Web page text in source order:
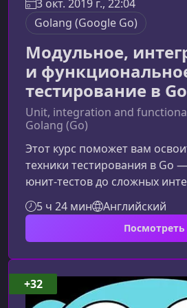
3 окт. 2019 г., 22:04
Golang (Google Go)
Модульное,
и
тестирование в
Unit, integration and
Golang (Go)
Этот курс поможет вам
техники тестирования в Go
юнит-тестов до сложных
функциональных сценариев.
структурирован так, чтобы
уверенно применять
своих приложений.Что вы
курсеОбучение охватывает
тестирования в Go и
5 ч 24 мин Английский
Посмотреть
+32